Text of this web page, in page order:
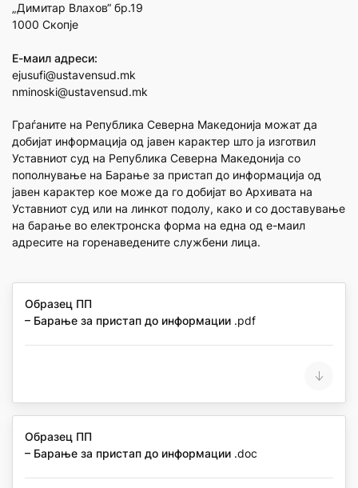
„Димитар Влахов“ бр.19
1000 Скопје
Е-маил адреси:
ejusufi@ustavensud.mk
nminoski@ustavensud.mk
Граѓаните на Република Северна Македонија можат да
добијат информација од јавен карактер што ја изготвил
Уставниот суд на Република Северна Македонија со
пополнување на Барање за пристап до информација од
јавен карактер кое може да го добијат во Архивата на
Уставниот суд или на линкот подолу, како и со доставување
на барање во електронска форма на една од е-маил
адресите на горенаведените службени лица.
Образец ПП
– Барање за пристап до информации .pdf
Образец ПП
– Барање за пристап до информации .doc